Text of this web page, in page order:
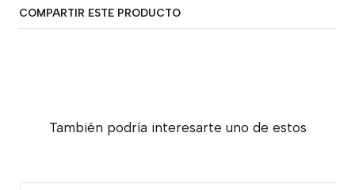
COMPARTIR ESTE PRODUCTO
También podría interesarte uno de estos